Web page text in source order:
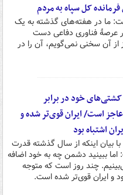
کل سپاه به مردم
ما در هفته‌های گذشته به یک
عرصۀ فناوری دفاعی دست
از آن سخنی نمی‌گویم، آن را در
خود در برابر
است/ ایران قوی‌تر شده و
اشتباه بود
بیان اینکه از سال گذشته‌ قدرت
اما ببینید دشمن چه به خود اضافه
چند روز است که متوجه
و ایران قوی‌تر شده است.